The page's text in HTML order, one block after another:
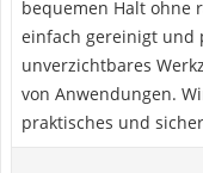
bequemen Halt ohne
einfach gereinigt und
unverzichtbares
von Anwendungen.
praktisches und